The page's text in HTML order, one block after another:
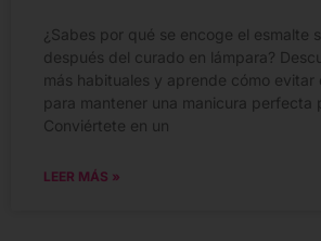
¿Sabes por qué se encoge el esmalte
después del curado en lámpara?
más habituales y aprende cómo evitar
para mantener una manicura perfecta
Conviértete en un
LEER MÁS »